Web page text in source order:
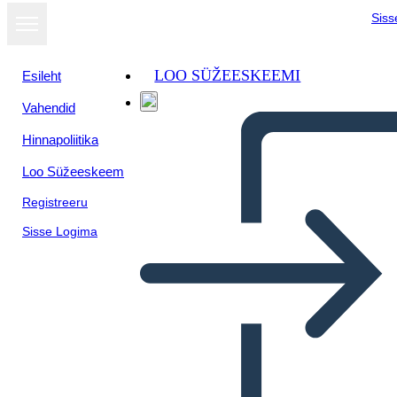
Esileht
Vahendid
Hinnapoliitika
Loo Süžeeskeem
Registreeru
Sisse Logima
LOO SÜŽEESKEEMI